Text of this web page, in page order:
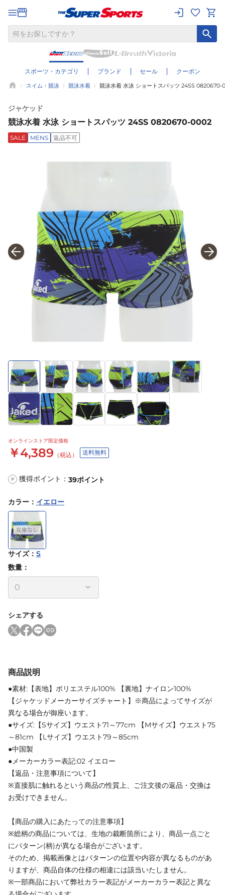
スポーツ・カテゴリ ブランド セール クーポン
スイム・競泳 競泳水着 競泳水着 水泳 ショートスパッツ 24SS 0820670-
ジャケッド
競泳水着 水泳 ショートスパッツ 24SS 0820670-0002
SALE MENS 返品不可
オンラインストア限定価格
￥4,389 （税込） 送料無料
P 獲得ポイント： 39ポイント
カラー ： イエロー
サイズ： S
数量：
シェアする
商品説明
●素材:【表地】ポリエステル100% 【裏地】ナイロン100%
【ジャケッドメーカーサイズチャート】※商品によってサイズが
異なる場合が御座います。
●サイズ:【Sサイズ】ウエスト71～77cm 【Mサイズ】ウエスト75
～81cm 【Lサイズ】ウエスト79～85cm
●中国製
●メーカーカラー表記:02 イエロー
【返品・注意事項について】
※直接肌に触れるという商品の性質上、ご注文後の返品・交換は
お受けできません。
【商品の購入にあたっての注意事項】
※総柄の商品については、生地の裁断箇所により、商品一点ごと
にパターン(柄)が異なる場合がございます。
そのため、掲載画像とはパターンの位置や内容が異なるものがあ
りますが、商品自体の仕様の相違には該当いたしません。
※一部商品において弊社カラー表記がメーカーカラー表記と異な